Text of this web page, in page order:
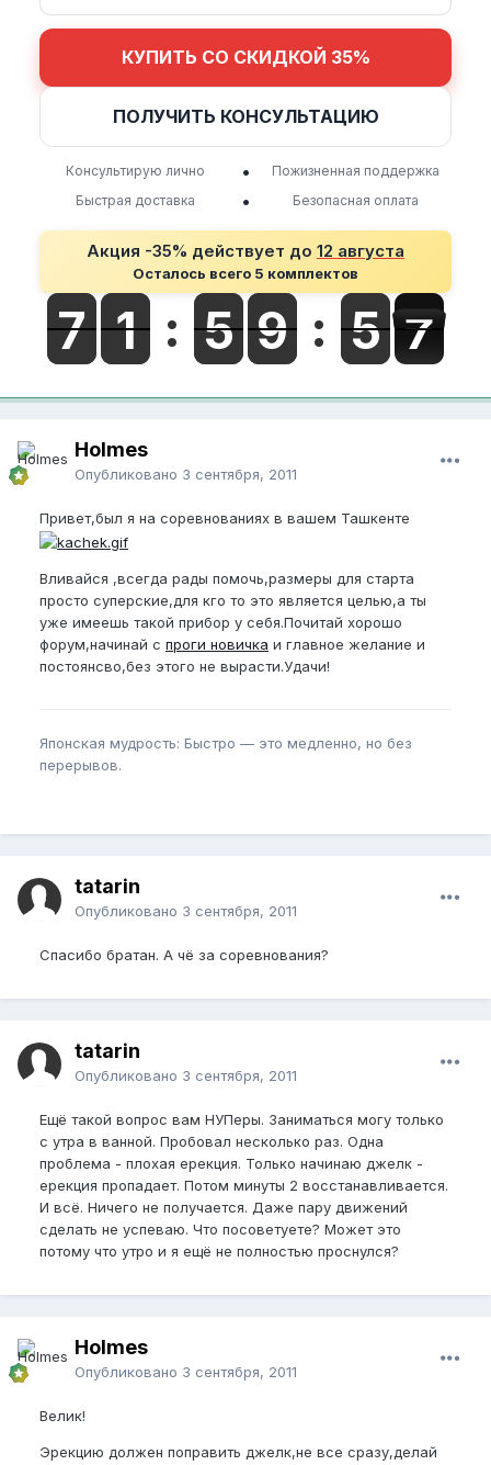
КУПИТЬ СО СКИДКОЙ 35%
ПОЛУЧИТЬ КОНСУЛЬТАЦИЮ
Консультирую лично •
Пожизненная поддержка
Быстрая доставка
• Безопасная оплата
Акция -35% действует до 12 августа
Осталось всего 5 комплектов
Holmes
Опубликовано 3 сентября, 2011
Привет,был я на соревнованиях в вашем Ташкенте
Вливайся ,всегда рады помочь,размеры для старта
просто суперские,для кго то это является целью,а ты
уже имеешь такой прибор у себя.Почитай хорошо
форум,начинай с проги новичка и главное желание и
постоянсво,без этого не вырасти.Удачи!
Японская мудрость: Быстро — это медленно, но без
перерывов.
tatarin
Опубликовано 3 сентября, 2011
Спасибо братан. А чё за соревнования?
tatarin
Опубликовано 3 сентября, 2011
Ещё такой вопрос вам НУПеры. Заниматься могу только
с утра в ванной. Пробовал несколько раз. Одна
проблема - плохая ерекция. Только начинаю джелк -
ерекция пропадает. Потом минуты 2 восстанавливается.
И всё. Ничего не получается. Даже пару движений
сделать не успеваю. Что посоветуете? Может это
потому что утро и я ещё не полностью проснулся?
Holmes
Опубликовано 3 сентября, 2011
Велик!
Эрекцию должен поправить джелк,не все сразу,делай